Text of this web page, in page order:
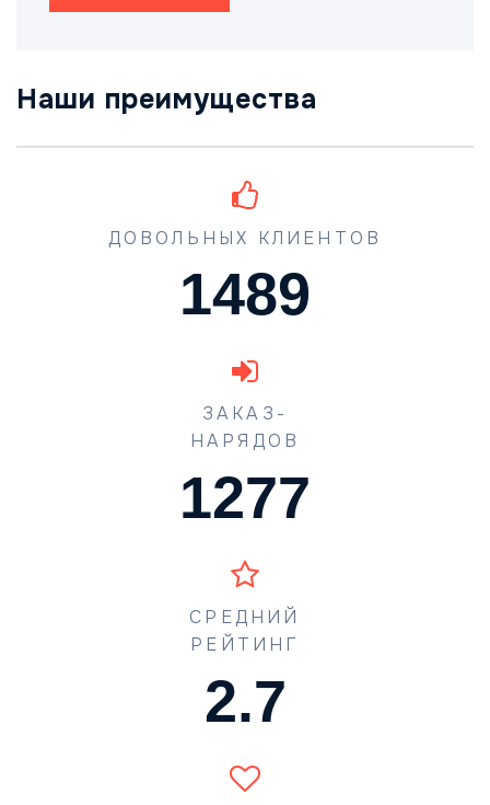
Наши преимущества
ДОВОЛЬНЫХ КЛИЕНТОВ
1489
ЗАКАЗ-
НАРЯДОВ
1702
СРЕДНИЙ
РЕЙТИНГ
3.6